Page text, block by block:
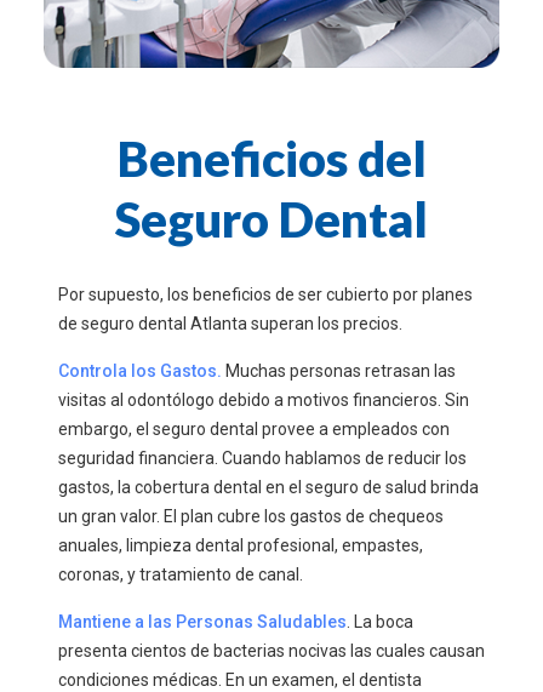
Beneficios del
Seguro Dental
Por supuesto, los beneficios de ser cubierto por planes
de seguro dental Atlanta superan los precios.
Controla los Gastos. Muchas personas retrasan las
visitas al odontólogo debido a motivos financieros. Sin
embargo, el seguro dental provee a empleados con
seguridad financiera. Cuando hablamos de reducir los
gastos, la cobertura dental en el seguro de salud brinda
un gran valor. El plan cubre los gastos de chequeos
anuales, limpieza dental profesional, empastes,
coronas, y tratamiento de canal.
Mantiene a las Personas Saludables . La boca
presenta cientos de bacterias nocivas las cuales causan
condiciones médicas. En un examen, el dentista